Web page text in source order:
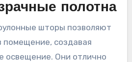
полотна
шторы позволяют
помещение, создавая
освещение. Они отлично